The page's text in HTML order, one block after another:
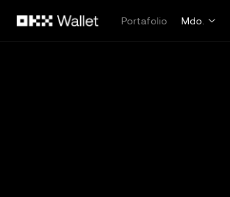
Portafolio
Mdo.